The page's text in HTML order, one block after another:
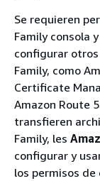
Se requieren
Family consola
configurar
Family, como
Certificate
Amazon Route
transfieren
Family, les
configurar y
los permisos